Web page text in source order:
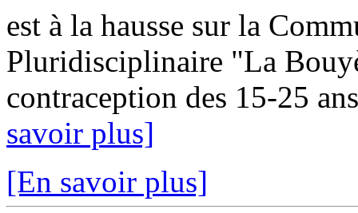
est à la hausse sur la
Pluridisciplinaire "La
contraception des 15-25
savoir plus]
[En savoir plus]